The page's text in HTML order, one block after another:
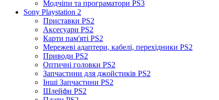
Модчіпи та програматори PS3
Sony Playstation 2
Приставки PS2
Аксесуари PS2
Карти пам'яті PS2
Мережеві адаптери, кабелі, перехідники PS2
Приводи PS2
Оптичні головки PS2
Запчастини для джойстиків PS2
Інші Запчастини PS2
Шлейфи PS2